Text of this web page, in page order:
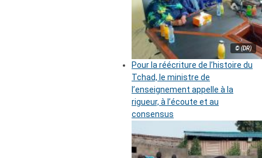
© (DR)
Pour la réécriture de l’histoire du
Tchad, le ministre de
l’enseignement appelle à la
rigueur, à l’écoute et au
consensus